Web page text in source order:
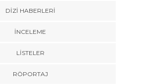
DIZI HABERLERI
İNCELEME
LISTELER
RÖPORTAJ